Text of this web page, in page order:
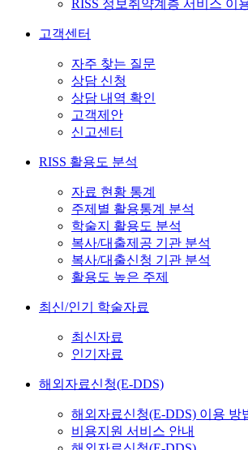
RISS 정보취약계층 서비스 이
고객센터
자주 찾는 질문
상담 신청
상담 내역 확인
고객제안
신고센터
RISS 활용도 분석
자료 현황 통계
주제별 활용통계 분석
학술지 활용도 분석
복사/대출제공 기관 분석
복사/대출신청 기관 분석
활용도 높은 주제
최신/인기 학술자료
최신자료
인기자료
해외자료신청(E-DDS)
해외자료신청(E-DDS) 이용 방
비용지원 서비스 안내